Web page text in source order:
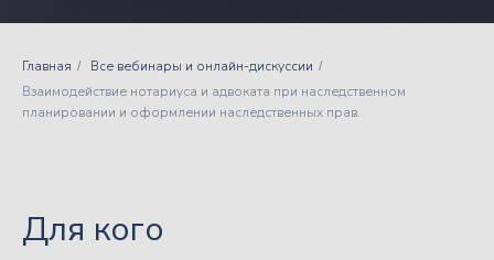
Главная / Все вебинары и онлайн-дискуссии /
Взаимодействие нотариуса и адвоката при наследственном
планировании и оформлении наследственных прав.
Для кого
Нотариусам